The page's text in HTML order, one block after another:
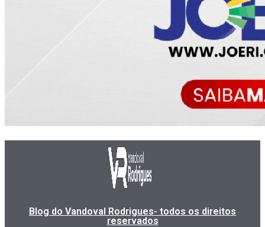
Blog do Vandoval Rodrigues- todos os direitos
reservados